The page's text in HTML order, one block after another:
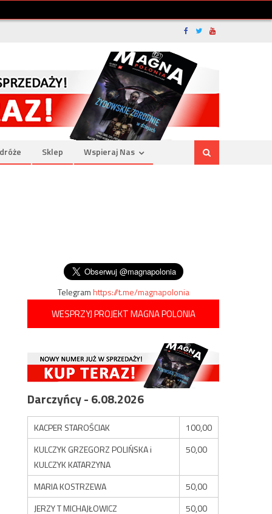
Sklep Wspieraj Nas
Telegramhttps://t.me/magnapolonia
WESPRZYJ PROJEKT MAGNA POLONIA
Darczyńcy - 6.08.2026
KACPER STAROŚCIAK
100,00
KULCZYK GRZEGORZ POLIŃSKA i
KULCZYK KATARZYNA
50,00
MARIA KOSTRZEWA
50,00
JERZY T MICHAJŁOWICZ
50,00